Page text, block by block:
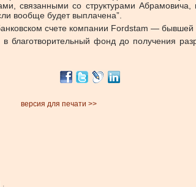
связанными со структурами
вообще будет выплачена”.
счете компании Fordstam —
фонд до получения
версия для печати >>
.